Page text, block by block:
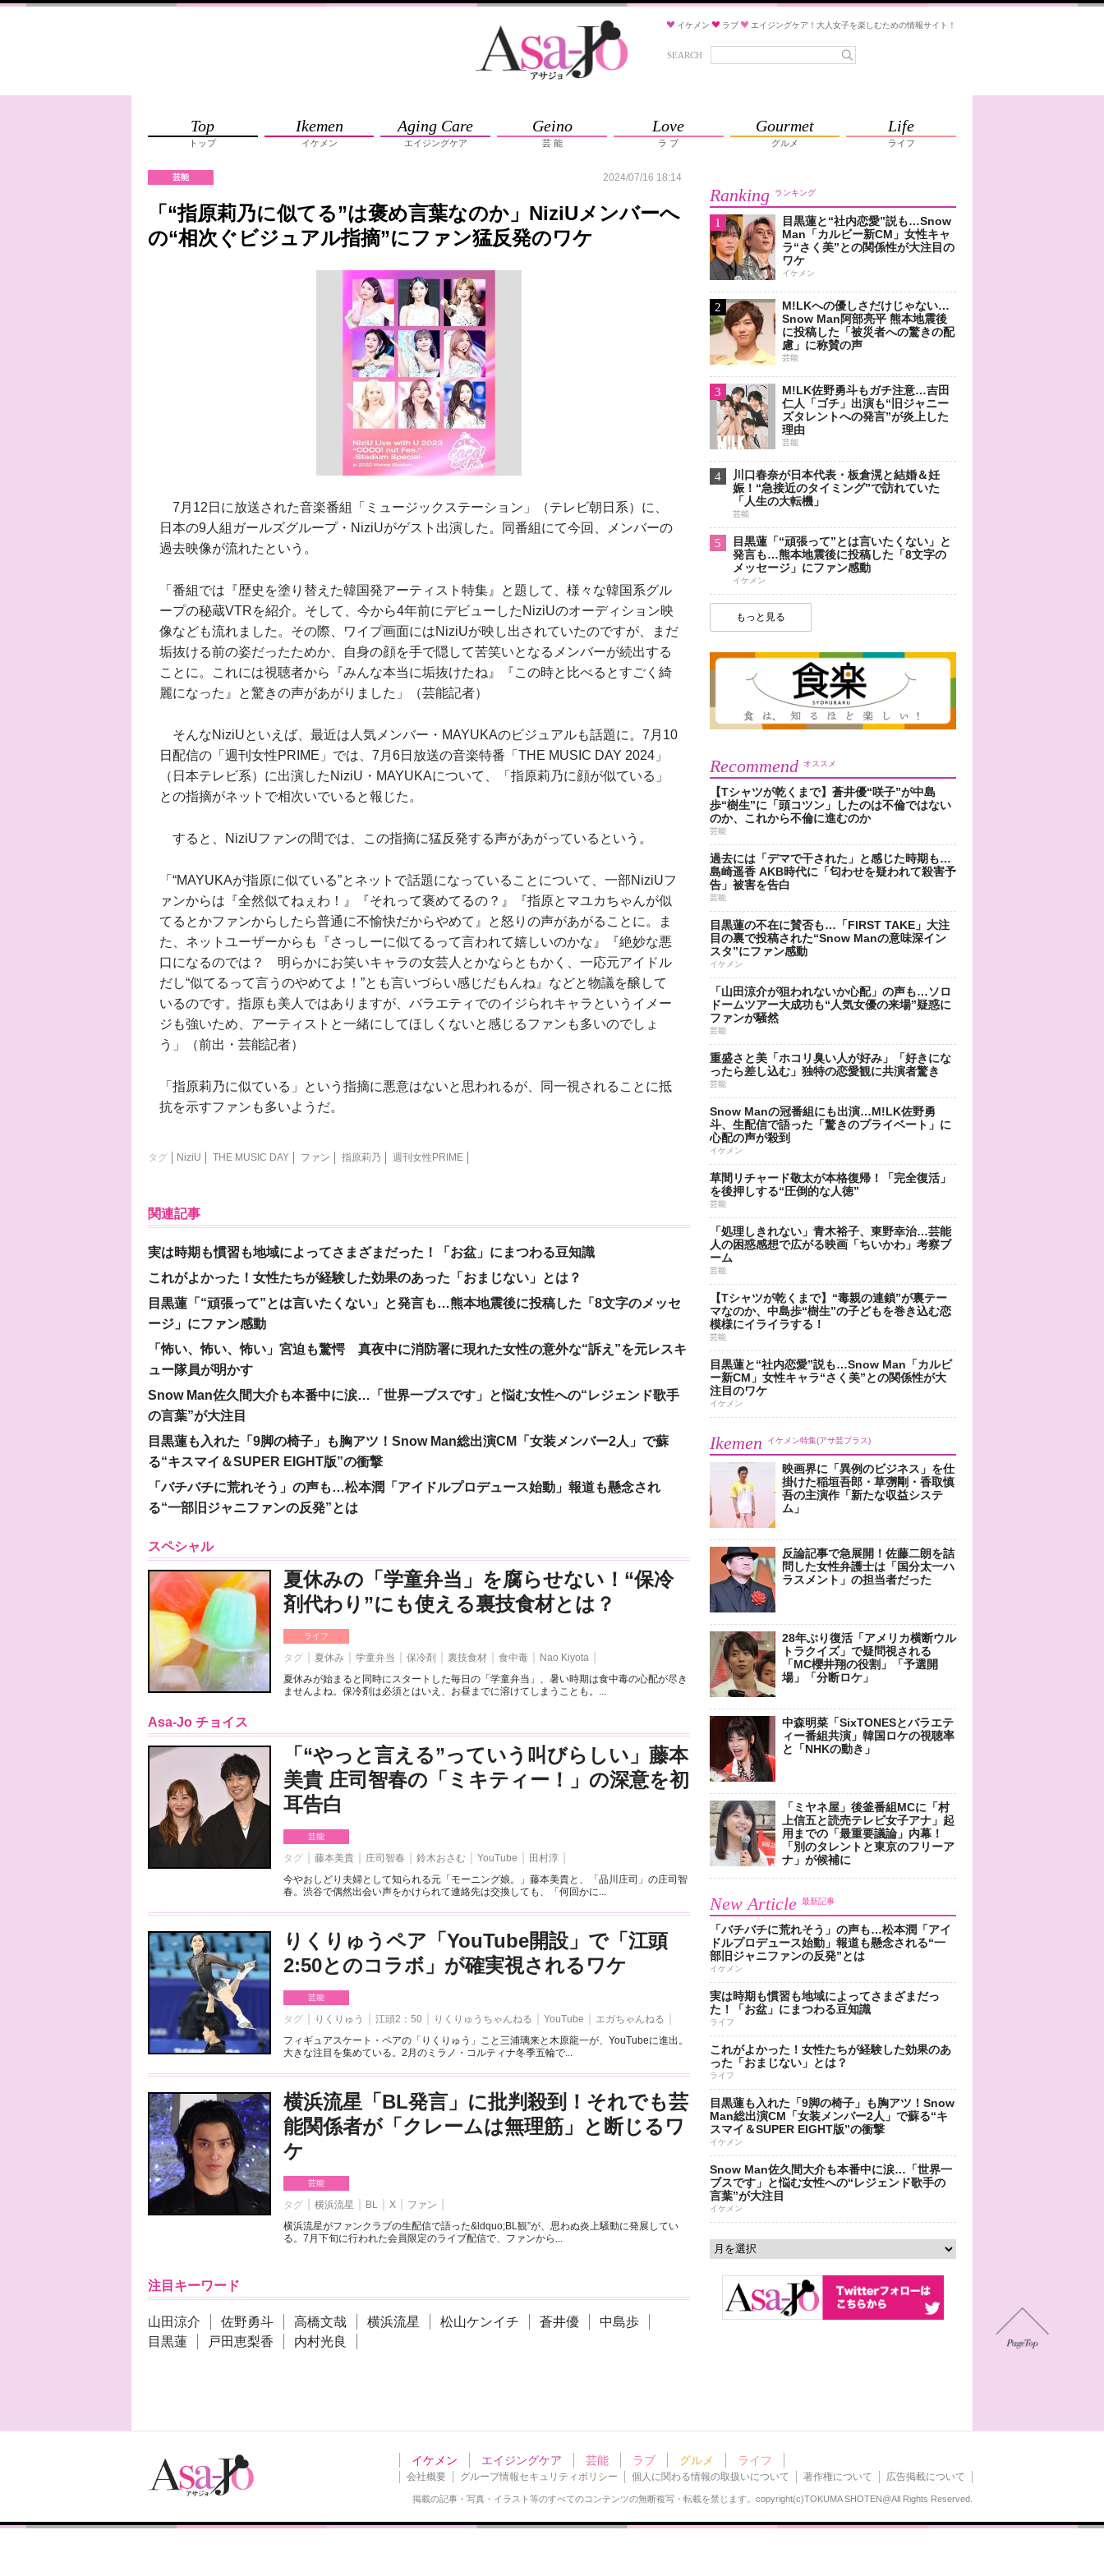
イケメン ラブ エイジングケア！大人女子を楽しむための情報サイト！
SEARCH
Top
トップ
Ikemen
イケメン
Aging Care
エイジングケア
Geino
芸 能
Love
ラ ブ
Gourmet
グルメ
Life
ライフ
芸能 2024/07/16 18:14
「“指原莉乃に似てる”は褒め言葉なのか」NiziUメンバーへ
の“相次ぐビジュアル指摘”にファン猛反発のワケ
7月12日に放送された音楽番組「ミュージックステーション」（テレビ朝日系）に、
日本の9人組ガールズグループ・NiziUがゲスト出演した。同番組にて今回、メンバーの
過去映像が流れたという。
「番組では『歴史を塗り替えた韓国発アーティスト特集』と題して、様々な韓国系グル
ープの秘蔵VTRを紹介。そして、今から4年前にデビューしたNiziUのオーディション映
像なども流れました。その際、ワイプ画面にはNiziUが映し出されていたのですが、まだ
垢抜ける前の姿だったためか、自身の顔を手で隠して苦笑いとなるメンバーが続出する
ことに。これには視聴者から『みんな本当に垢抜けたね』『この時と比べるとすごく綺
麗になった』と驚きの声があがりました」（芸能記者）
そんなNiziUといえば、最近は人気メンバー・MAYUKAのビジュアルも話題に。7月10
日配信の「週刊女性PRIME」では、7月6日放送の音楽特番「THE MUSIC DAY 2024」
（日本テレビ系）に出演したNiziU・MAYUKAについて、「指原莉乃に顔が似ている」
との指摘がネットで相次いでいると報じた。
すると、NiziUファンの間では、この指摘に猛反発する声があがっているという。
「“MAYUKAが指原に似ている”とネットで話題になっていることについて、一部NiziUフ
ァンからは『全然似てねぇわ！』『それって褒めてるの？』『指原とマユカちゃんが似
てるとかファンからしたら普通に不愉快だからやめて』と怒りの声があがることに。ま
た、ネットユーザーからも『さっしーに似てるって言われて嬉しいのかな』『絶妙な悪
口になるのでは？ 明らかにお笑いキャラの女芸人とかならともかく、一応元アイドル
だし“似てるって言うのやめてよ！”とも言いづらい感じだもんね』などと物議を醸して
いるのです。指原も美人ではありますが、バラエティでのイジられキャラというイメー
ジも強いため、アーティストと一緒にしてほしくないと感じるファンも多いのでしょ
う」（前出・芸能記者）
「指原莉乃に似ている」という指摘に悪意はないと思われるが、同一視されることに抵
抗を示すファンも多いようだ。
タグ NiziU THE MUSIC DAY ファン 指原莉乃 週刊女性PRIME
関連記事
実は時期も慣習も地域によってさまざまだった！「お盆」にまつわる豆知識
これがよかった！女性たちが経験した効果のあった「おまじない」とは？
目黒蓮「“頑張って”とは言いたくない」と発言も…熊本地震後に投稿した「8文字のメッセ
ージ」にファン感動
「怖い、怖い、怖い」宮迫も驚愕 真夜中に消防署に現れた女性の意外な“訴え”を元レスキ
ュー隊員が明かす
Snow Man佐久間大介も本番中に涙…「世界一ブスです」と悩む女性への“レジェンド歌手
の言葉”が大注目
目黒蓮も入れた「9脚の椅子」も胸アツ！Snow Man総出演CM「女装メンバー2人」で蘇
る“キスマイ＆SUPER EIGHT版”の衝撃
「バチバチに荒れそう」の声も…松本潤「アイドルプロデュース始動」報道も懸念され
る“一部旧ジャニファンの反発”とは
スペシャル
夏休みの「学童弁当」を腐らせない！“保冷
剤代わり”にも使える裏技食材とは？
ライフ
タグ 夏休み 学童弁当 保冷剤 裏技食材 食中毒
Nao Kiyota
夏休みが始まると同時にスタートした毎日の「学童弁当」、暑い時期は食中毒の心配が尽き
ませんよね。保冷剤は必須とはいえ、お昼までに溶けてしまうことも。...
Asa-Jo チョイス
「“やっと言える”っていう叫びらしい」藤本
美貴 庄司智春の「ミキティー！」の深意を初
耳告白
芸能
タグ 藤本美貴 庄司智春 鈴木おさむ YouTube
田村淳
今やおしどり夫婦として知られる元「モーニング娘。」藤本美貴と、「品川庄司」の庄司智
春。渋谷で偶然出会い声をかけられて連絡先は交換しても、「何回かに...
りくりゅうペア「YouTube開設」で「江頭
2:50とのコラボ」が確実視されるワケ
芸能
タグ りくりゅう 江頭2：50 りくりゅうちゃんねる YouTube
エガちゃんねる
フィギュアスケート・ペアの「りくりゅう」こと三浦璃来と木原龍一が、YouTubeに進出。
大きな注目を集めている。2月のミラノ・コルティナ冬季五輪で...
横浜流星「BL発言」に批判殺到！それでも芸
能関係者が「クレームは無理筋」と断じるワ
ケ
芸能
タグ 横浜流星 BL X
ファン
横浜流星がファンクラブの生配信で語った&ldquo;BL観”が、思わぬ炎上騒動に発展してい
る。7月下旬に行われた会員限定のライブ配信で、ファンから...
注目キーワード
山田涼介 佐野勇斗 高橋文哉 横浜流星 松山ケンイチ 蒼井優
中島歩
目黒蓮
戸田恵梨香 内村光良
Ranking ランキング
1
目黒蓮と“社内恋愛”説も…Snow
Man「カルビー新CM」女性キャ
ラ“さく美”との関係性が大注目の
ワケ
イケメン
2
M!LKへの優しさだけじゃない…
Snow Man阿部亮平 熊本地震後
に投稿した「被災者への驚きの配
慮」に称賛の声
芸能
3
M!LK佐野勇斗もガチ注意…吉田
仁人「ゴチ」出演も“旧ジャニー
ズタレントへの発言”が炎上した
理由
芸能
4
川口春奈が日本代表・板倉滉と結婚＆妊
娠！“急接近のタイミング”で訪れていた
「人生の大転機」
芸能
5
目黒蓮「“頑張って”とは言いたくない」と
発言も…熊本地震後に投稿した「8文字の
メッセージ」にファン感動
イケメン
もっと見る
Recommend オススメ
【Tシャツが乾くまで】蒼井優“咲子”が中島
歩“樹生”に「頭コツン」したのは不倫ではない
のか、これから不倫に進むのか
芸能
過去には「デマで干された」と感じた時期も…
島崎遥香 AKB時代に「匂わせを疑われて殺害予
告」被害を告白
芸能
目黒蓮の不在に賛否も…「FIRST TAKE」大注
目の裏で投稿された“Snow Manの意味深イン
スタ”にファン感動
イケメン
「山田涼介が狙われないか心配」の声も…ソロ
ドームツアー大成功も“人気女優の来場”疑惑に
ファンが騒然
芸能
重盛さと美「ホコリ臭い人が好み」「好きにな
ったら差し込む」独特の恋愛観に共演者驚き
芸能
Snow Manの冠番組にも出演…M!LK佐野勇
斗、生配信で語った「驚きのプライベート」に
心配の声が殺到
イケメン
草間リチャード敬太が本格復帰！「完全復活」
を後押しする“圧倒的な人徳”
芸能
「処理しきれない」青木裕子、東野幸治…芸能
人の困惑感想で広がる映画「ちいかわ」考察ブ
ーム
芸能
【Tシャツが乾くまで】“毒親の連鎖”が裏テー
マなのか、中島歩“樹生”の子どもを巻き込む恋
模様にイライラする！
芸能
目黒蓮と“社内恋愛”説も…Snow Man「カルビ
ー新CM」女性キャラ“さく美”との関係性が大
注目のワケ
イケメン
Ikemen イケメン特集(アサ芸プラス)
映画界に「異例のビジネス」を仕
掛けた稲垣吾郎・草彅剛・香取慎
吾の主演作「新たな収益システ
ム」
反論記事で急展開！佐藤二朗を詰
問した女性弁護士は「国分太一ハ
ラスメント」の担当者だった
28年ぶり復活「アメリカ横断ウル
トラクイズ」で疑問視される
「MC櫻井翔の役割」「予選開
場」「分断ロケ」
中森明菜「SixTONESとバラエテ
ィー番組共演」韓国ロケの視聴率
と「NHKの動き」
「ミヤネ屋」後釜番組MCに「村
上信五と読売テレビ女子アナ」起
用までの「最重要議論」内幕！
「別のタレントと東京のフリーア
ナ」が候補に
New Article 最新記事
「バチバチに荒れそう」の声も…松本潤「アイ
ドルプロデュース始動」報道も懸念される“一
部旧ジャニファンの反発”とは
イケメン
実は時期も慣習も地域によってさまざまだっ
た！「お盆」にまつわる豆知識
ライフ
これがよかった！女性たちが経験した効果のあ
った「おまじない」とは？
ライフ
目黒蓮も入れた「9脚の椅子」も胸アツ！Snow
Man総出演CM「女装メンバー2人」で蘇る“キ
スマイ＆SUPER EIGHT版”の衝撃
イケメン
Snow Man佐久間大介も本番中に涙…「世界一
ブスです」と悩む女性への“レジェンド歌手の
言葉”が大注目
イケメン
イケメン エイジングケア 芸能 ラブ グルメ ライフ
会社概要 グループ情報セキュリティポリシー 個人に関わる情報の取扱いについて 著作権について 広告掲載について
掲載の記事・写真・イラスト等のすべてのコンテンツの無断複写・転載を禁じます。 copyright(c)TOKUMA SHOTEN@All Rights Reserved.